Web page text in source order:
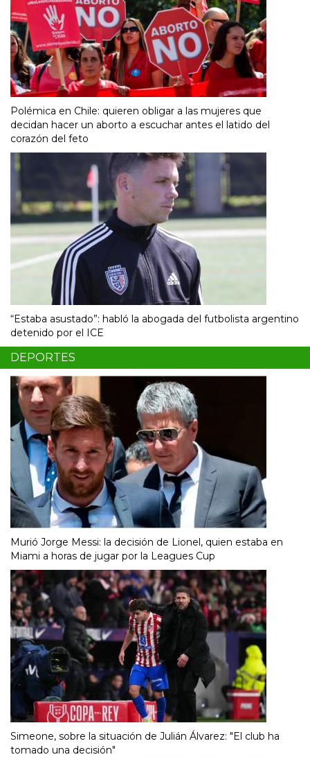
Polémica en Chile: quieren obligar a las mujeres que
decidan hacer un aborto a escuchar antes el latido del
corazón del feto
“Estaba asustado”: habló la abogada del futbolista argentino
detenido por el ICE
DEPORTES
Murió Jorge Messi: la decisión de Lionel, quien estaba en
Miami a horas de jugar por la Leagues Cup
Simeone, sobre la situación de Julián Álvarez: "El club ha
tomado una decisión"